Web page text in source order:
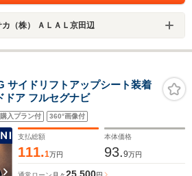
（株） ＡＬＡＬ京田辺
サイドリフトアップシート装着
ア フルセグナビ
購入プラン付 360°画像付
支払総額
111.1万円
本体価格
93.9万円